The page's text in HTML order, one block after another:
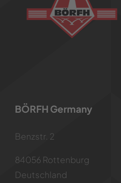
BÖRFH Germany
Benzstr. 2
84056 Rottenburg
Deutschland